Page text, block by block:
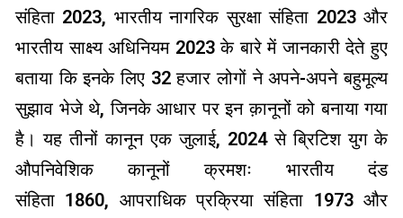
संहिता 2023, भारतीय नागरिक सुरक्षा संहिता 2023 और
भारतीय साक्ष्य अधिनियम 2023 के बारे में जानकारी देते हुए
बताया कि इनके लिए 32 हजार लोगों ने अपने-अपने बहुमूल्य
सुझाव भेजे थे, जिनके आधार पर इन क़ानूनों को बनाया गया
है। यह तीनों कानून एक जुलाई, 2024 से ब्रिटिश युग के
औपनिवेशिक कानूनों क्रमशः भारतीय दंड
संहिता 1860, आपराधिक प्रक्रिया संहिता 1973 और